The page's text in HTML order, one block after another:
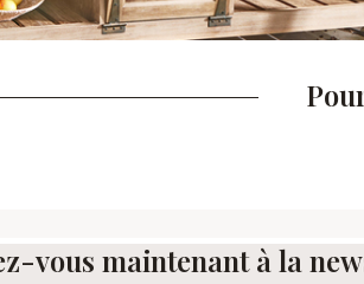
vous maintenant à la